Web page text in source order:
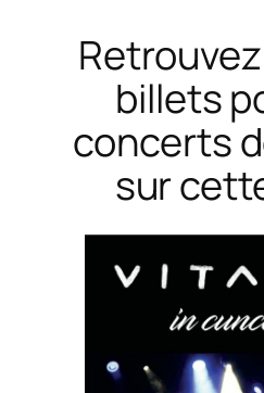
billets
concerts
sur